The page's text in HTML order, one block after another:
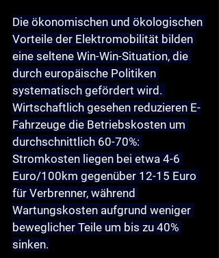
Die ökonomischen und ökologischen
Vorteile der Elektromobilität bilden
eine seltene Win-Win-Situation, die
durch europäische Politiken
systematisch gefördert wird.
Wirtschaftlich gesehen reduzieren E-
Fahrzeuge die Betriebskosten um
durchschnittlich 60-70%:
Stromkosten liegen bei etwa 4-6
Euro/100km gegenüber 12-15 Euro
für Verbrenner, während
Wartungskosten aufgrund weniger
beweglicher Teile um bis zu 40%
sinken.